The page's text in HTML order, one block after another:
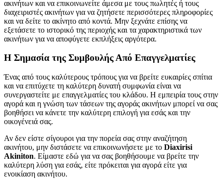
ακινήτων και να επικοινωνείτε άμεσα με τους πωλητές ή τους
διαχειριστές ακινήτων για να ζητήσετε περισσότερες πληροφορίες
και να δείτε το ακίνητο από κοντά. Μην ξεχνάτε επίσης να
εξετάσετε το ιστορικό της περιοχής και τα χαρακτηριστικά των
ακινήτων για να αποφύγετε εκπλήξεις αργότερα.
Η Σημασία της Συμβουλής Από Επαγγελματίες
Ένας από τους καλύτερους τρόπους για να βρείτε ευκαιρίες σπίτια
και να επιτύχετε τη καλύτερη δυνατή συμφωνία είναι να
συνεργαστείτε με επαγγελματίες του κλάδου. Η εμπειρία τους στην
αγορά και η γνώση των τάσεων της αγοράς ακινήτων μπορεί να σας
βοηθήσει να κάνετε την καλύτερη επιλογή για εσάς και την
οικογένειά σας.
Αν δεν είστε σίγουροι για την πορεία σας στην αναζήτηση
ακινήτου, μην διστάσετε να επικοινωνήσετε με το Diaxirisi
Akiniton. Είμαστε εδώ για να σας βοηθήσουμε να βρείτε την
καλύτερη λύση για εσάς, είτε πρόκειται για αγορά είτε για
ενοικίαση ακινήτου.